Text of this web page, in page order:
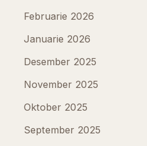
Februarie 2026
Januarie 2026
Desember 2025
November 2025
Oktober 2025
September 2025